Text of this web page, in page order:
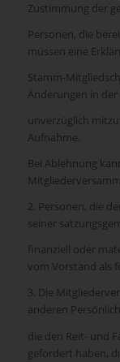
Zustimmung der
Personen, die
müssen eine
Stamm-
Änderungen in
unverzüglich
Aufnahme.
Bei Ablehnung
2. Personen, die
seiner
finanziell oder
vom Vorstand als
3. Die
anderen
die den Reit- und
gefördert haben,